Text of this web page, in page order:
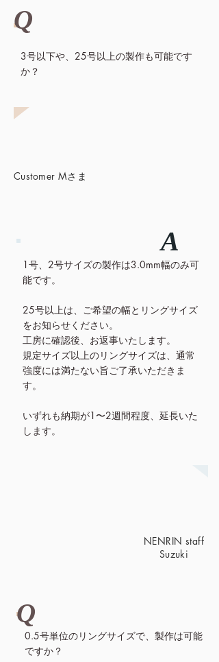
3号以下や、25号以上の製作も可能です
か？
Q
Customer Mさま
1号、2号サイズの製作は3.0mm幅のみ可
能です。
25号以上は、ご希望の幅とリングサイズ
をお知らせください。
工房に確認後、お返事いたします。
規定サイズ以上のリングサイズは、通常
強度には満たない旨ご了承いただきま
す。
いずれも納期が1〜2週間程度、延長いた
します。
A
NENRIN staff
Suzuki
0.5号単位のリングサイズで、製作は可能
ですか？
Q